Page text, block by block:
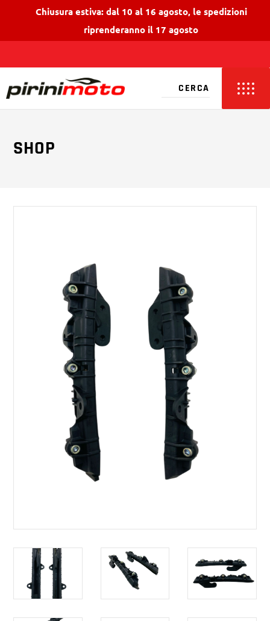
Chiusura estiva: dal 10 al 16 agosto, le spedizioni
riprenderanno il 17 agosto
SHOP